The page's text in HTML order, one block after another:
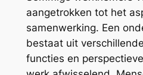
aangetrokken tot het
samenwerking. Een
bestaat uit
functies en